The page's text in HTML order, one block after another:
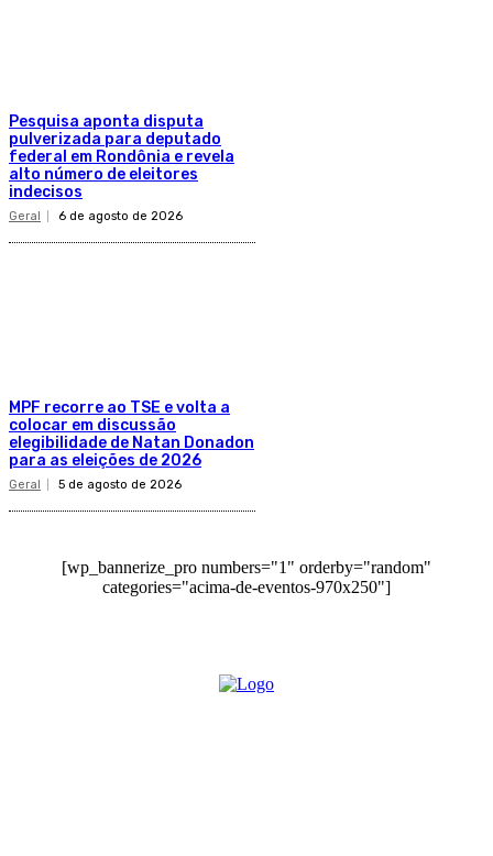
Pesquisa aponta disputa
pulverizada para deputado
federal em Rondônia e revela
alto número de eleitores
indecisos
Geral 6 de agosto de 2026
MPF recorre ao TSE e volta a
colocar em discussão
elegibilidade de Natan Donadon
para as eleições de 2026
Geral 5 de agosto de 2026
[wp_bannerize_pro numbers="1" orderby="random"
categories="acima-de-eventos-970x250"]